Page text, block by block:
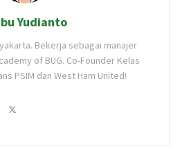
Yudianto
Bekerja sebagai manajer
of BUG. Co-Founder Kelas
PSIM dan West Ham United!